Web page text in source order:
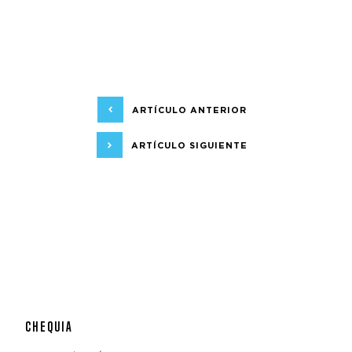
ARTÍCULO ANTERIOR
ARTÍCULO SIGUIENTE
CHEQUIA